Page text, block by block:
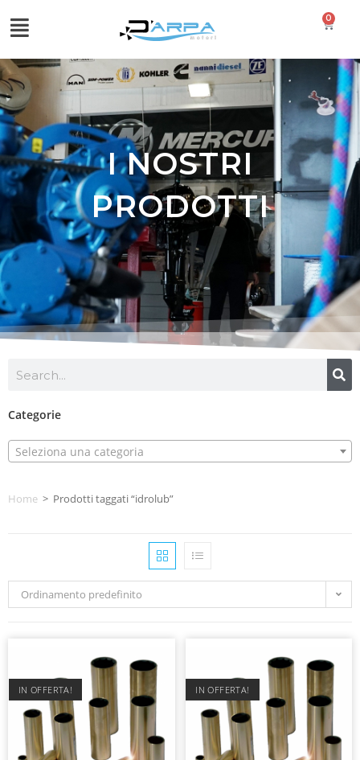
0
I NOSTRI
PRODOTTI
Categorie
Seleziona una categoria
Home > Prodotti taggati “idrolub”
Ordinamento predefinito
IN OFFERTA! IN OFFERTA!